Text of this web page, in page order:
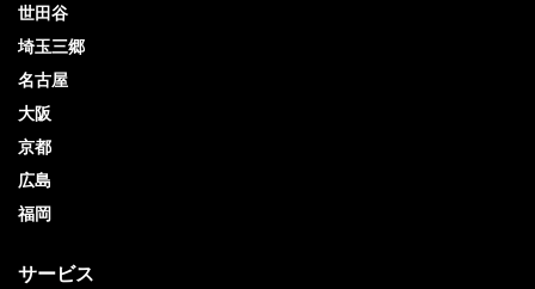
世田谷
埼玉三郷
名古屋
大阪
京都
広島
福岡
サービス